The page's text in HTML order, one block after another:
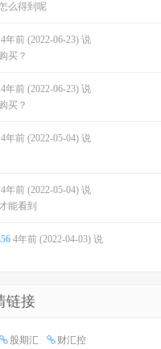
么得到呢
4年前 (2022-06-23) 说
买？
4年前 (2022-06-23) 说
买？
4年前 (2022-05-04) 说
4年前 (2022-05-04) 说
能看到
4年前 (2022-04-03) 说
链接
股期汇 财汇控